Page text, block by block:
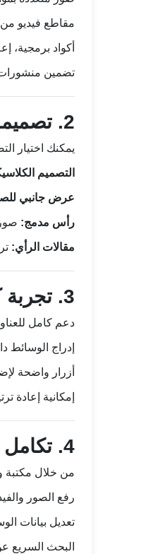
مقاطع فيديو من
أكواد برمجية،
تضمين منشورات
2. تصميمات عرض متنوعة
يمكنك اختيار
التصميم
عرض جانبي
رأس مدمج:
مقالات الرأي:
3. تجربة كتابة سلسة ومنظمة
دعم كامل
إدراج الوسائط
أزرار واضحة
إمكانية إعادة
4. تكامل مع مكتبة الوسائط
من خلال مكتبة
رفع الصور
تعديل بيانات
البحث السريع